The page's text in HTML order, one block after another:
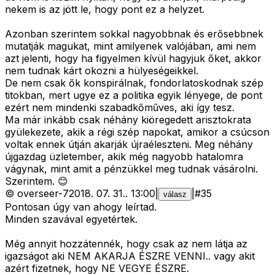
nekem is az jött le, hogy pont ez a helyzet.
Azonban szerintem sokkal nagyobbnak és erősebbnek
mutatják magukat, mint amilyenek valójában, ami nem
azt jelenti, hogy ha figyelmen kívül hagyjuk őket, akkor
nem tudnak kárt okozni a hülyeségeikkel.
De nem csak ők konspirálnak, fondorlatoskodnak szép
titokban, mert ugye ez a politika egyik lényege, de pont
ezért nem mindenki szabadkőműves, aki így tesz.
Ma már inkább csak néhány kiöregedett arisztokrata
gyülekezete, akik a régi szép napokat, amikor a csúcson
voltak ennek útján akarják újraéleszteni. Meg néhány
újgazdag üzletember, akik még nagyobb hatalomra
vágynak, mint amit a pénzükkel meg tudnak vásárolni.
Szerintem. 😊
© overseer-72018. 07. 31.. 13:00 válasz #35
Pontosan úgy van ahogy leírtad.
Minden szavával egyetértek.
Még annyit hozzátennék, hogy csak az nem látja az
igazságot aki NEM AKARJA ÉSZRE VENNI.. vagy akit
azért fizetnek, hogy NE VEGYE ÉSZRE.